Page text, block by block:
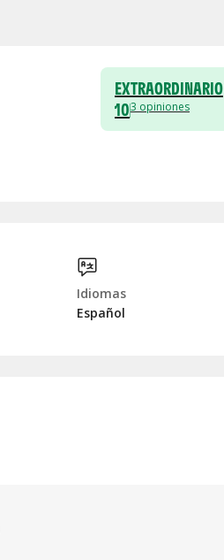
EXTRAORDINARIO
103 opiniones
Idiomas
Español